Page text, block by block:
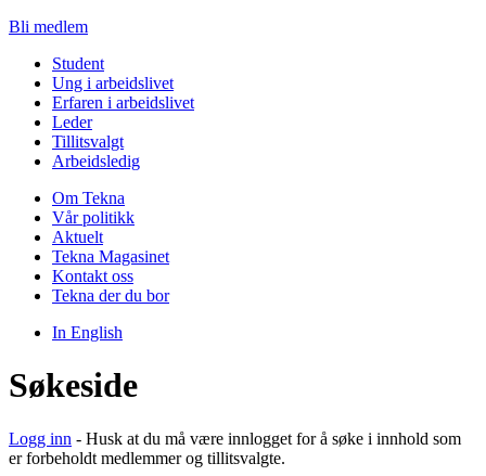
Bli medlem
Student
Ung i arbeidslivet
Erfaren i arbeidslivet
Leder
Tillitsvalgt
Arbeidsledig
Om Tekna
Vår politikk
Aktuelt
Tekna Magasinet
Kontakt oss
Tekna der du bor
In English
Søkeside
Logg inn - Husk at du må være innlogget for å søke i innhold som
er forbeholdt medlemmer og tillitsvalgte.